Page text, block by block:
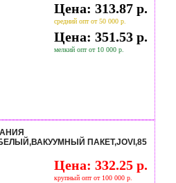
Цена: 313.87 р.
средний опт от 50 000 р.
Цена: 351.53 р.
мелкий опт от 10 000 р.
ПАКЕТ,JOVI,85
Цена: 332.25 р.
крупный опт от 100 000 р.